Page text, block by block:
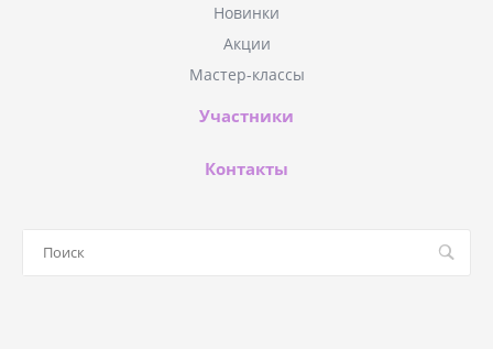
Новинки
Акции
Мастер-классы
Участники
Контакты